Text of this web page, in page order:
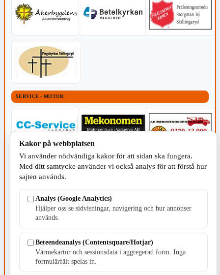
SERVICE - MOTOR
TILLVERKNING
Kakor på webbplatsen
Vi använder nödvändiga kakor för att sidan ska fungera.
Med ditt samtycke använder vi också analys för att förstå hur
sajten används.
Analys (Google Analytics)
Hjälper oss se sidvisningar, navigering och hur annonser
används.
Beteendeanalys (Contentsquare/Hotjar)
Värmekartor och sessionsdata i aggregerad form. Inga
formulärfält spelas in.